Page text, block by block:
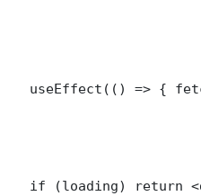
useEffect(() => {
if (loading) return